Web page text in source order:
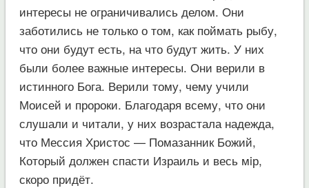
интересы не ограничивались делом. Они
заботились не только о том, как поймать рыбу,
что они будут есть, на что будут жить. У них
были более важные интересы. Они верили в
истинного Бога. Верили тому, чему учили
Моисей и пророки. Благодаря всему, что они
слушали и читали, у них возрастала надежда,
что Мессия Христос — Помазанник Божий,
Который должен спасти Израиль и весь мiр,
скоро придёт.